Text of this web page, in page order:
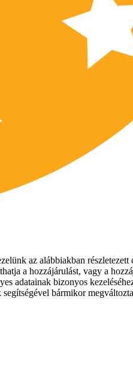
az alábbiakban
a hozzájárulást, vagy a
adatainak bizonyos
bármikor